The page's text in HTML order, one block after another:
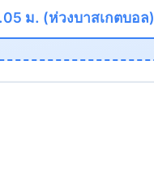
ม. (ห่วงบาสเกตบอล)